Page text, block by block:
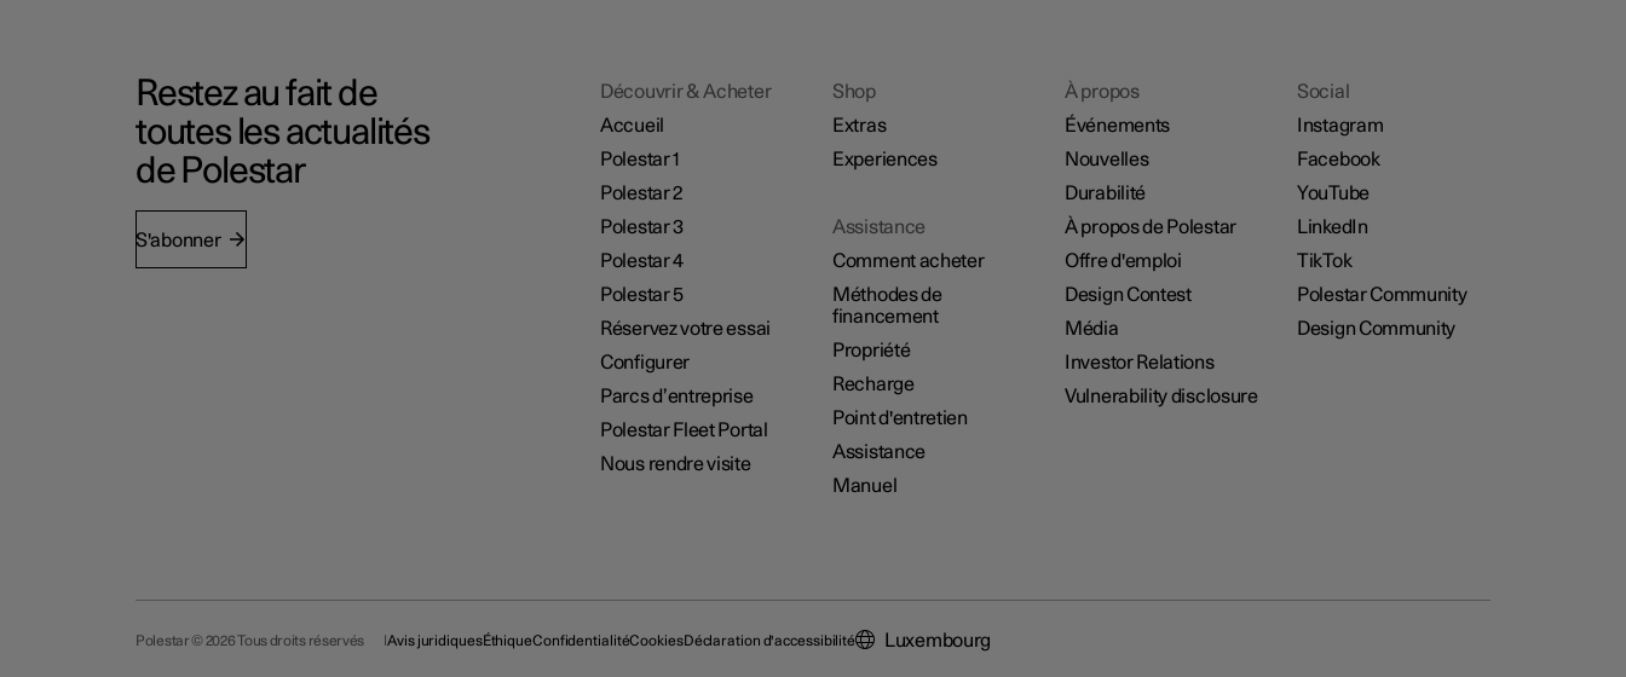
Restez au fait de
toutes les actualités
de Polestar
S'abonner
Découvrir & Acheter
Accueil
Polestar 1
Polestar 2
Polestar 3
Polestar 4
Polestar 5
Réservez votre essai
Configurer
Parcs d’entreprise
Polestar Fleet Portal
Nous rendre visite
Shop
Extras
Experiences
Assistance
Comment acheter
Méthodes de
financement
Propriété
Recharge
Point d'entretien
Assistance
Manuel
À propos
Événements
Nouvelles
Durabilité
À propos de Polestar
Offre d'emploi
Design Contest
Média
Investor Relations
Vulnerability disclosure
Social
Instagram
Facebook
YouTube
LinkedIn
TikTok
Polestar Community
Design Community
Polestar © 2026 Tous droits réservés Avis juridiquesÉthiqueConfidentialitéCookiesDéclaration d'accessibilité Luxembourg